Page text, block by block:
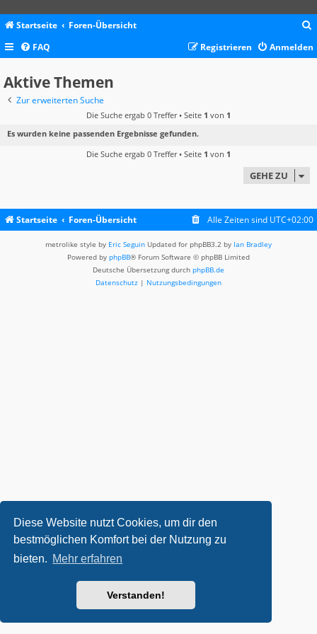
Diese Website nutzt Cookies, um dir den
bestmöglichen Komfort bei der Nutzung zu
bieten. Mehr erfahren
Verstanden!
Startseite Foren-Übersicht
c
FAQ Anmelden
Registrieren
Aktive Themen
Zur erweiterten Suche
Die Suche ergab 0 Treffer • Seite 1 von 1
Es wurden keine passenden Ergebnisse gefunden.
Die Suche ergab 0 Treffer • Seite 1 von 1
GEHE ZU
Startseite Foren-Übersicht Alle Zeiten sind UTC+02:00
metrolike style by Eric Seguin Updated for phpBB3.2 by Ian Bradley
Powered by phpBB® Forum Software © phpBB Limited
Deutsche Übersetzung durch phpBB.de
Datenschutz | Nutzungsbedingungen